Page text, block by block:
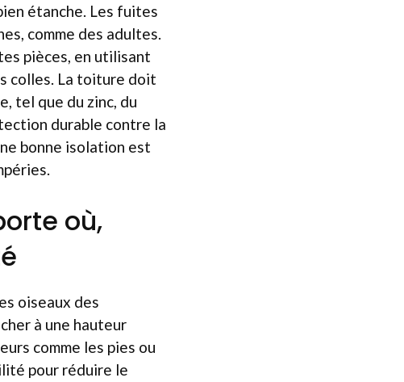
étanche. Les fuites
comme des adultes.
pièces, en utilisant
colles. La toiture doit
tel que du zinc, du
durable contre la
bonne isolation est
où,
oiseaux des
à une hauteur
comme les pies ou
pour réduire le